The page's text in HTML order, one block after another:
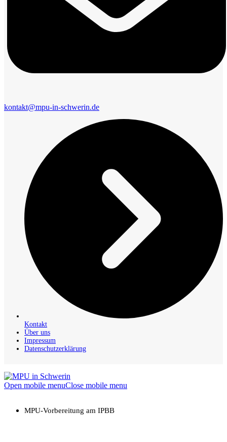
kontakt@mpu-in-schwerin.de
Kontakt
Über uns
Impressum
Datenschutzerklärung
Open mobile menuClose mobile menu
MPU-Vorbereitung am IPBB